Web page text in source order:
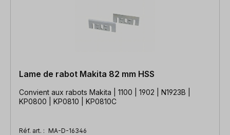
Lame de rabot Makita 82 mm HSS
Convient aux rabots Makita | 1100 | 1902 | N1923B |
KP0800 | KP0810 | KP0810C
Réf. art. : MA-D-16346